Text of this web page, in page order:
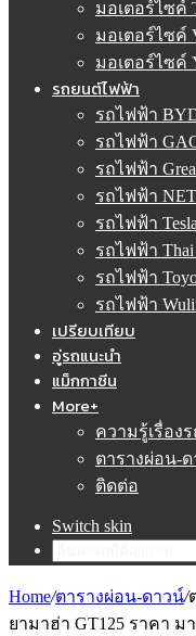
มอเตอร์ไซค์
มอเตอร์ไซค์
มอเตอร์ไซค์
รถยนต์ไฟฟ้า
รถไฟฟ้า
รถไฟฟ้า
รถไฟฟ้า
รถไฟฟ้า
รถไฟฟ้า Tesla
รถไฟฟ้า
รถไฟฟ้า
รถไฟฟ้า
เปรียบเทียบ
อู่รถแนะนำ
แม็กกาซีน
More+
ความรู้เรื่อง
ตารางผ่อน-
ติดต่อ
Switch skin
Home/ตารางผ่อน-ดาวน์/
ยามาฮ่า GT125 ราคา